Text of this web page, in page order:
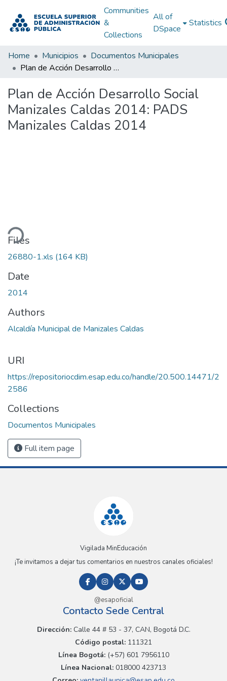
Communities
&
Collections
All of
DSpace
Statistics
Home Municipios
Documentos Municipales
Plan de Acción Desarrollo Social Manizales Caldas 2014: PADS Manizales Caldas 2014
Plan de Acción Desarrollo Social
Manizales Caldas 2014: PADS
Manizales Caldas 2014
Files
26880-1.xls (164 KB)
Date
2014
Authors
Alcaldía Municipal de Manizales Caldas
URI
https://repositoriocdim.esap.edu.co/handle/20.500.14471/2
2586
Collections
Documentos Municipales
Full item page
Vigilada MinEducación
¡Te invitamos a dejar tus comentarios en nuestros canales oficiales!
@esapoficial
Contacto Sede Central
Dirección:Calle 44 # 53 - 37, CAN, Bogotá D.C.
Código postal: 111321
Línea Bogotá:(+57) 601 7956110
Línea Nacional: 018000 423713